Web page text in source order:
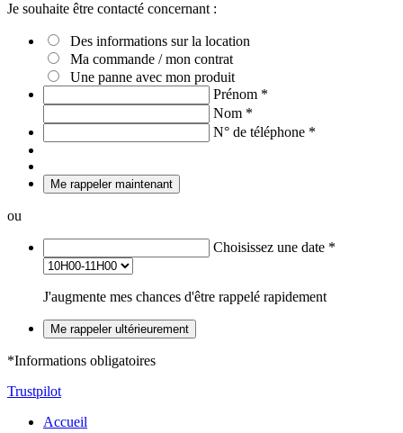
Je souhaite être contacté concernant :
Des informations sur la location
Ma commande / mon contrat
Une panne avec mon produit
Prénom *
Nom *
N° de téléphone *
Me rappeler maintenant
ou
Choisissez une date *
J'augmente mes chances d'être rappelé rapidement
Me rappeler ultérieurement
*Informations obligatoires
Trustpilot
Accueil